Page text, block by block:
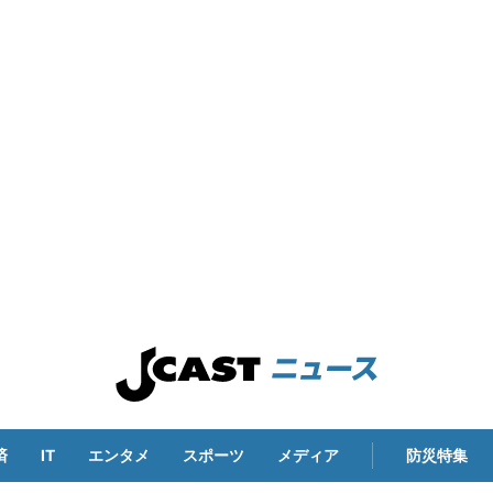
IT エンタメ スポーツ メディア 防災特集